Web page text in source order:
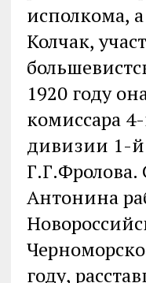
исполкома,
Колчак,
1920 году
комиссара
дивизии 1-
Г.Г.Фролова.
Антонина
году,